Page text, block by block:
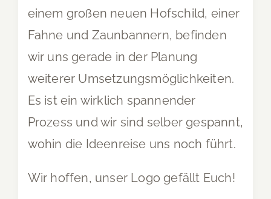
einem großen neuen Hofschild, einer
Fahne und Zaunbannern, befinden
wir uns gerade in der Planung
weiterer Umsetzungsmöglichkeiten.
Es ist ein wirklich spannender
Prozess und wir sind selber gespannt,
wohin die Ideenreise uns noch führt.
Wir hoffen, unser Logo gefällt Euch!